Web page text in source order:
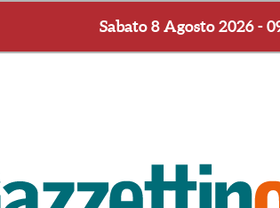
Sabato 8 Agosto 2026 -